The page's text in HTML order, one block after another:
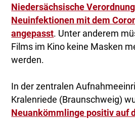
Niedersächsische
Neuinfektionen mit dem
angepasst. Unter anderem
Films im Kino keine Masken
werden.
In der zentralen
Kralenriede (Braunschweig)
Neuankömmlinge positiv auf